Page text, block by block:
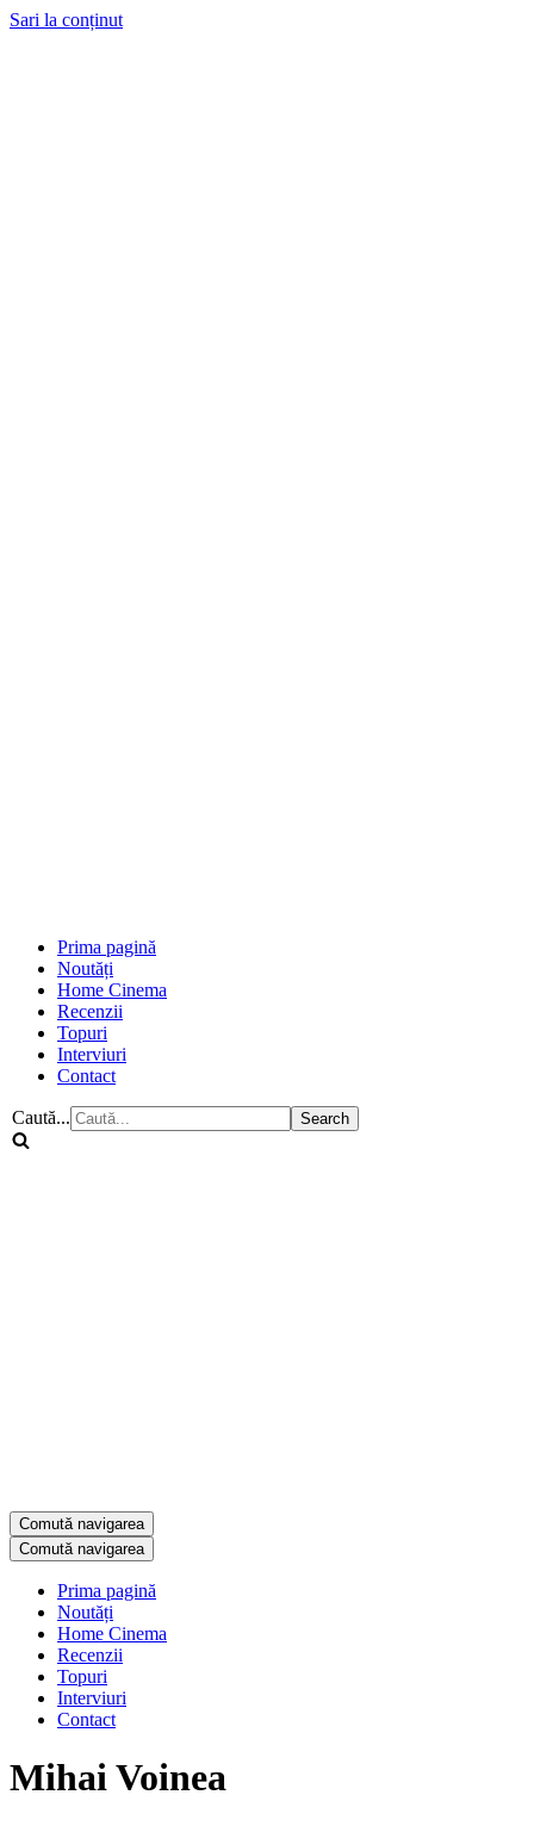
Sari la conținut
Prima pagină
Noutăți
Home Cinema
Recenzii
Topuri
Interviuri
Contact
Caută...
Comută navigarea
Comută navigarea
Prima pagină
Noutăți
Home Cinema
Recenzii
Topuri
Interviuri
Contact
Mihai Voinea